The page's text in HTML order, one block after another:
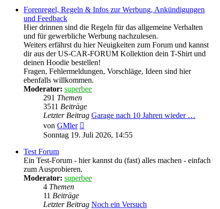
Forenregel, Regeln & Infos zur Werbung, Ankündigungen
und Feedback
Hier drinnen sind die Regeln für das allgemeine Verhalten
und für gewerbliche Werbung nachzulesen.
Weiters erfährst du hier Neuigkeiten zum Forum und kannst
dir aus der US-CAR-FORUM Kollektion dein T-Shirt und
deinen Hoodie bestellen!
Fragen, Fehlermeldungen, Vorschläge, Ideen sind hier
ebenfalls willkommen.
Moderator: superbee
291 Themen
3511 Beiträge
Letzter Beitrag Garage nach 10 Jahren wieder …
von GMler
Beitrag
Sonntag 19. Juli 2026, 14:55
Test Forum
Ein Test-Forum - hier kannst du (fast) alles machen - einfach
zum Ausprobieren.
Moderator: superbee
4 Themen
11 Beiträge
Letzter Beitrag Noch ein Versuch